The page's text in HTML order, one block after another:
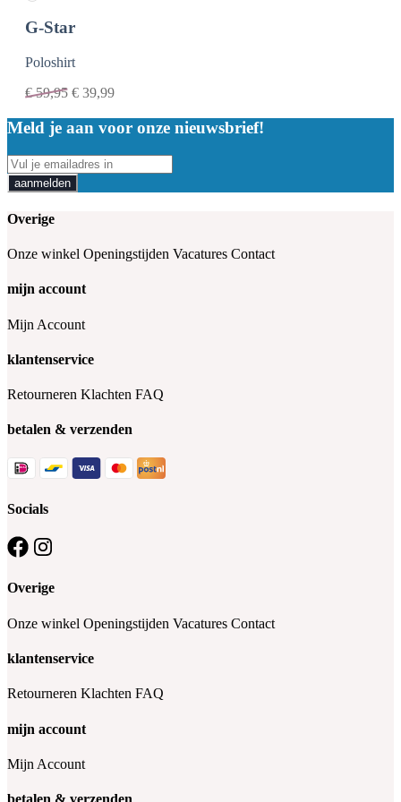
G-Star
Poloshirt
€59,95 € 39,99
Meld je aan voor onze nieuwsbrief!
aanmelden
Overige
Onze winkel Openingstijden Vacatures Contact
mijn account
Mijn Account
klantenservice
Retourneren Klachten FAQ
betalen & verzenden
Socials
Overige
Onze winkel Openingstijden Vacatures Contact
klantenservice
Retourneren Klachten FAQ
mijn account
Mijn Account
betalen & verzenden